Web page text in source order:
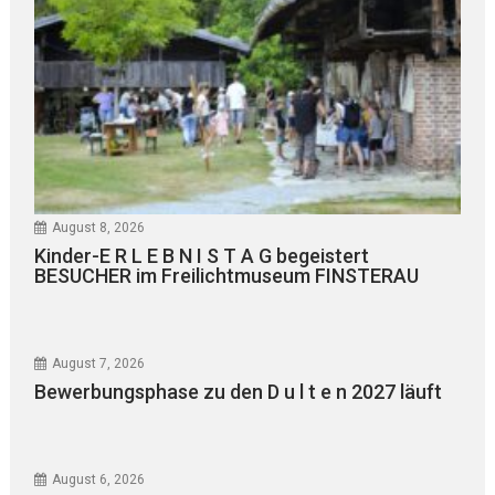
August 8, 2026
Kinder-E R L E B N I S T A G begeistert
BESUCHER im Freilichtmuseum FINSTERAU
August 7, 2026
Bewerbungsphase zu den D u l t e n 2027 läuft
August 6, 2026